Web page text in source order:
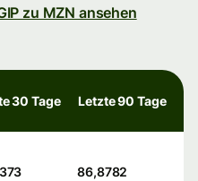
zu MZN ansehen
30 Tage Letzte 90 Tage
86,8782